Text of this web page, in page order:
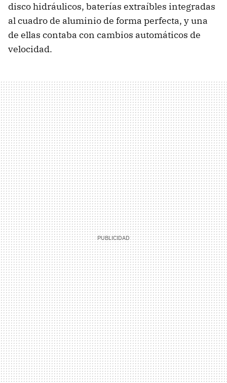
disco hidráulicos, baterías extraíbles integradas
al cuadro de aluminio de forma perfecta, y una
de ellas contaba con cambios automáticos de
velocidad.